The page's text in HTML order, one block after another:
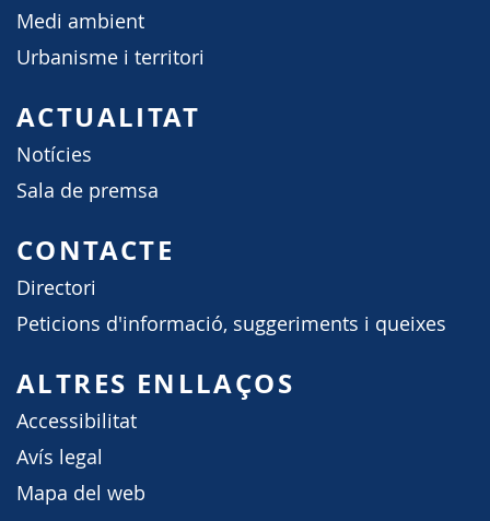
Medi ambient
Urbanisme i territori
ACTUALITAT
Notícies
Sala de premsa
CONTACTE
Directori
Peticions d'informació, suggeriments i queixes
ALTRES ENLLAÇOS
Accessibilitat
Avís legal
Mapa del web